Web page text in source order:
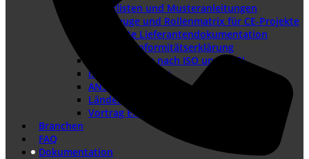
Checklisten und Musteranleitungen
Werkzeuge und Rollenmatrix für CE-Projekte
Checkliste Lieferantendokumentation
Muster-Konformitätserklärung
Warnhinweise nach ISO und ANSI
ISO-Piktogramme
ANSI-Piktogramme
Länderkennzeichen
Vortrag Explosionsschutztag TÜV Austria
Branchen
FAQ
Dokumentation